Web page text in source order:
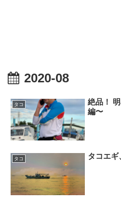
2020-08
タコ
絶品！
編〜
タコ タコエギ